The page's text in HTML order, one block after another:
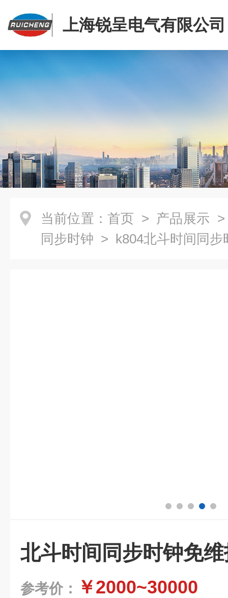
上海锐呈电气有限公司
当前位置： 首页 > 产品展示
同步时钟 > k804北斗时间同步
北斗时间同步时钟免
参考价： ￥2000~30000